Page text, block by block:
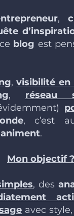
,
blog est
,visibilité en
, réseau
, c’est
.
Mon objectif ?
, des
avec